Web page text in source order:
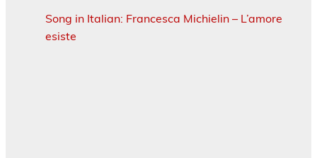
Song in Italian: Francesca Michielin – L’amore
esiste